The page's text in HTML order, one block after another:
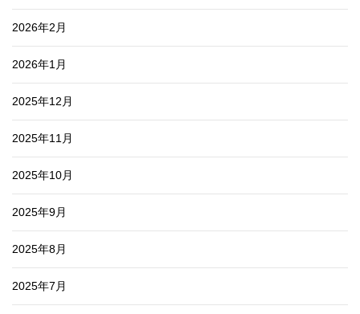
2026年2月
2026年1月
2025年12月
2025年11月
2025年10月
2025年9月
2025年8月
2025年7月